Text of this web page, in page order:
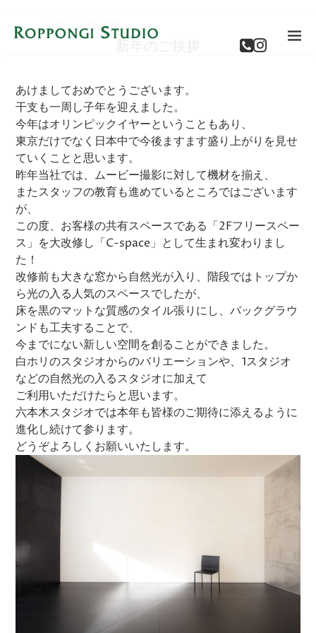
2020年1月4日
あけましておめでとうございます。
干支も一周し子年を迎えました。
今年はオリンピックイヤーということもあり、
東京だけでなく日本中で今後ますます盛り上がりを見せ
ていくことと思います。
昨年当社では、ムービー撮影に対して機材を揃え、
またスタッフの教育も進めているところではございます
が、
この度、お客様の共有スペースである「2Fフリースペー
ス」を大改修し「C-space」として生まれ変わりまし
た！
改修前も大きな窓から自然光が入り、階段ではトップか
ら光の入る人気のスペースでしたが、
床を黒のマットな質感のタイル張りにし、バックグラウ
ンドも工夫することで、
今までにない新しい空間を創ることができました。
白ホリのスタジオからのバリエーションや、1スタジオ
などの自然光の入るスタジオに加えて
ご利用いただけたらと思います。
六本木スタジオでは本年も皆様のご期待に添えるように
進化し続けて参ります。
どうぞよろしくお願いいたします。